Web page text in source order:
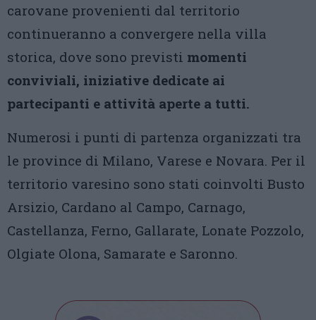
carovane provenienti dal territorio
continueranno a convergere nella villa
storica, dove sono previsti momenti
conviviali, iniziative dedicate ai
partecipanti e attività aperte a tutti.
Numerosi i punti di partenza organizzati tra
le province di Milano, Varese e Novara. Per il
territorio varesino sono stati coinvolti Busto
Arsizio, Cardano al Campo, Carnago,
Castellanza, Ferno, Gallarate, Lonate Pozzolo,
Olgiate Olona, Samarate e Saronno.